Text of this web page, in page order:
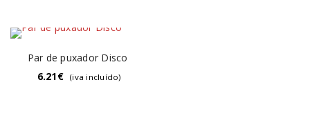
Par de puxador Disco
6.21€ (iva incluído)